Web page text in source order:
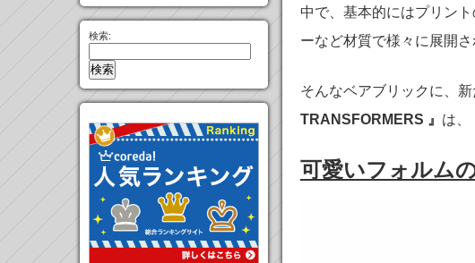
検索:
中で、基本的にはプリン
ーなど材質で様々に展開さ
そんなベアブリックに、新
TRANSFORMERS 』 は、
可愛いフォルム